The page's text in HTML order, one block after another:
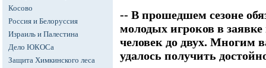
Косово
Россия и Белоруссия
Израиль и Палестина
Дело ЮКОСа
Защита Химкинского леса
-- В прошедшем сезоне
молодых игроков в
человек до двух. Многим
удалось получить